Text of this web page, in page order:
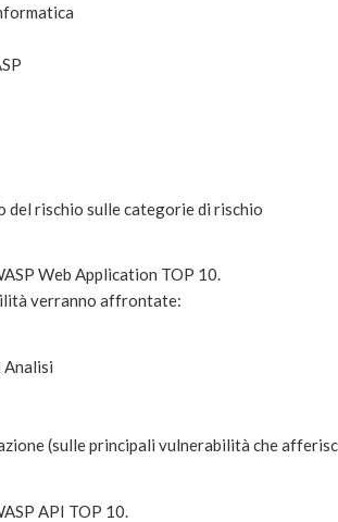
del rischio sulle categorie di rischio
Web Application TOP 10.
verranno affrontate:
Analisi
(sulle principali vulnerabilità che
API TOP 10.